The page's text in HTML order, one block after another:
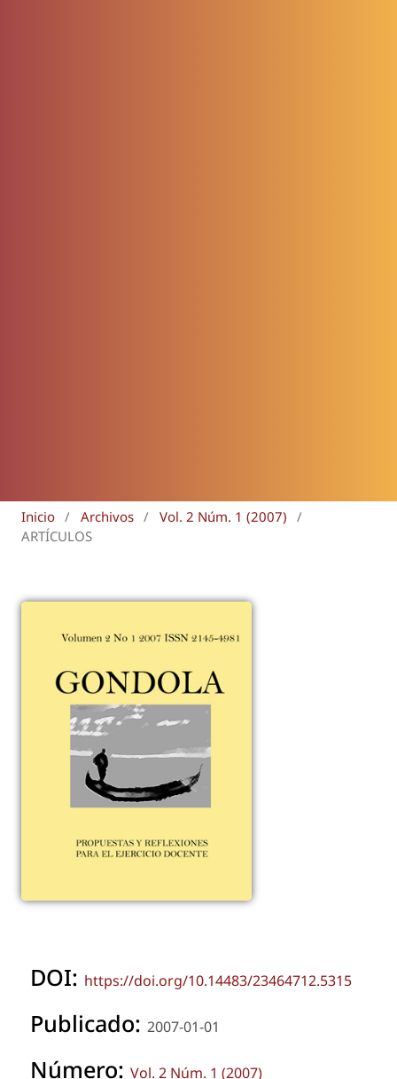
Inicio / Archivos / Vol. 2 Núm. 1 (2007)
/
ARTÍCULOS
DOI: https://doi.org/10.14483/23464712.5315
Publicado: 2007-01-01
Número: Vol. 2 Núm. 1 (2007)